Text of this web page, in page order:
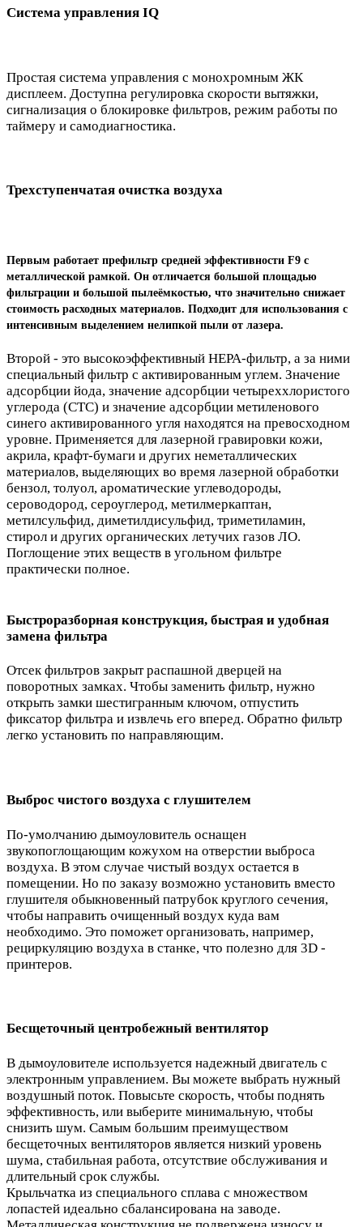
Система управления IQ
Простая система управления с монохромным ЖК
дисплеем. Доступна регулировка скорости вытяжки,
сигнализация о блокировке фильтров, режим работы по
таймеру и самодиагностика.
Трехступенчатая очистка воздуха
Первым работает префильтр средней эффективности F9 с
металлической рамкой. Он отличается большой площадью
фильтрации и большой пылеёмкостью, что значительно снижает
стоимость расходных материалов. Подходит для использования с
интенсивным выделением нелипкой пыли от лазера.
Второй - это высокоэффективный HEPA-фильтр, а за ними
специальный фильтр с активированным углем. Значение
адсорбции йода, значение адсорбции четыреххлористого
углерода (CTC) и значение адсорбции метиленового
синего активированного угля находятся на превосходном
уровне. Применяется для лазерной гравировки кожи,
акрила, крафт-бумаги и других неметаллических
материалов, выделяющих во время лазерной обработки
бензол, толуол, ароматические углеводороды,
сероводород, сероуглерод, метилмеркаптан,
метилсульфид, диметилдисульфид, триметиламин,
стирол и других органических летучих газов ЛО.
Поглощение этих веществ в угольном фильтре
практически полное.
Быстроразборная конструкция, быстрая и удобная
замена фильтра
Отсек фильтров закрыт распашной дверцей на
поворотных замках. Чтобы заменить фильтр, нужно
открыть замки шестигранным ключом, отпустить
фиксатор фильтра и извлечь его вперед. Обратно фильтр
легко установить по направляющим.
Выброс чистого воздуха с глушителем
По-умолчанию дымоуловитель оснащен
звукопоглощающим кожухом на отверстии выброса
воздуха. В этом случае чистый воздух остается в
помещении. Но по заказу возможно установить вместо
глушителя обыкновенный патрубок круглого сечения,
чтобы направить очищенный воздух куда вам
необходимо. Это поможет организовать, например,
рециркуляцию воздуха в станке, что полезно для 3D -
принтеров.
Бесщеточный центробежный вентилятор
В дымоуловителе используется надежный двигатель с
электронным управлением. Вы можете выбрать нужный
воздушный поток. Повысьте скорость, чтобы поднять
эффективность, или выберите минимальную, чтобы
снизить шум. Самым большим преимуществом
бесщеточных вентиляторов является низкий уровень
шума, стабильная работа, отсутствие обслуживания и
длительный срок службы.
Крыльчатка из специального сплава с множеством
лопастей идеально сбалансирована на заводе.